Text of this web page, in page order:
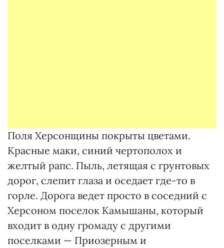
Поля Херсонщины покрыты цветами.
Красные маки, синий чертополох и
желтый рапс. Пыль, летящая с грунтовых
дорог, слепит глаза и оседает где-то в
горле. Дорога ведет просто в соседний с
Херсоном поселок Камышаны, который
входит в одну громаду с другими
поселками — Приозерным и